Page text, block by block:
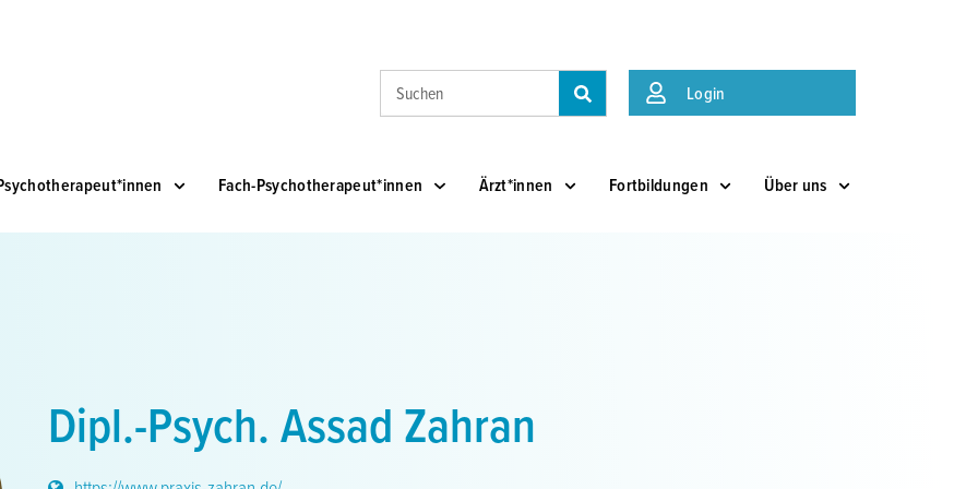
Suche
Login
Fach-Psychotherapeut*innen Ärzt*innen Fortbildungen Über uns
Dipl.-Psych. Assad Zahran